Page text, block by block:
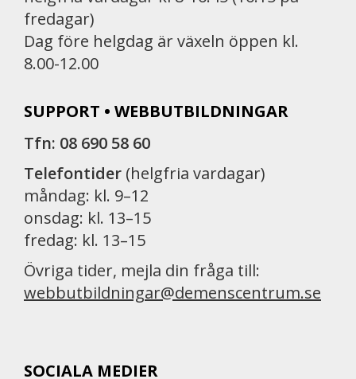
fredagar)
Dag före helgdag är växeln öppen kl.
8.00-12.00
SUPPORT • WEBBUTBILDNINGAR
Tfn: 08 690 58 60
Telefontider (helgfria vardagar)
måndag: kl. 9–12
onsdag: kl. 13–15
fredag: kl. 13–15
Övriga tider, mejla din fråga till:
webbutbildningar@demenscentrum.se
SOCIALA MEDIER